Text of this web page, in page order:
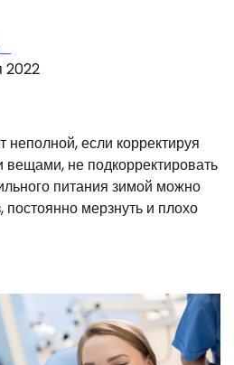
2022
неполной, если корректируя
не подкорректировать
питания зимой можно
постоянно мерзнуть и плохо